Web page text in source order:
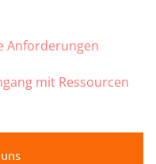
Anforderungen
mit Ressourcen